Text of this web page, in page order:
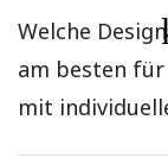
Welche
am besten
mit